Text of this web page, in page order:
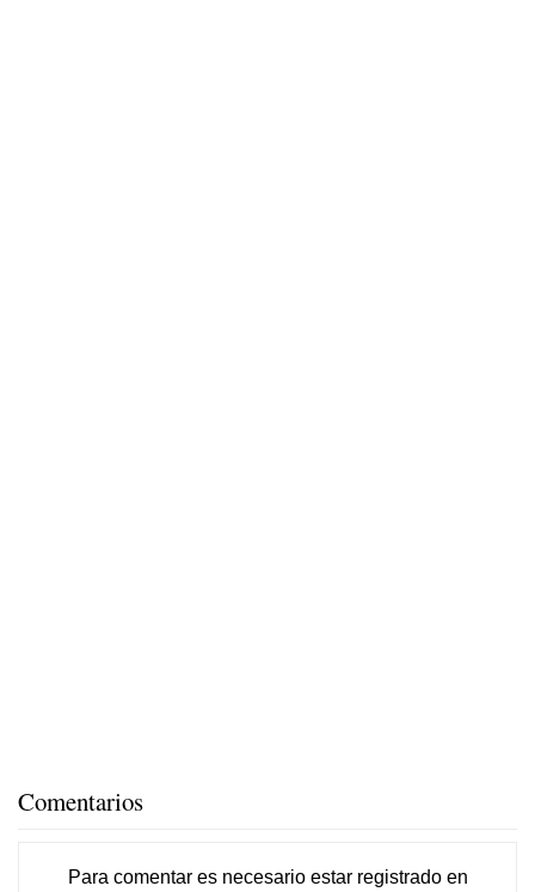
Comentarios
Para comentar es necesario estar registradoen